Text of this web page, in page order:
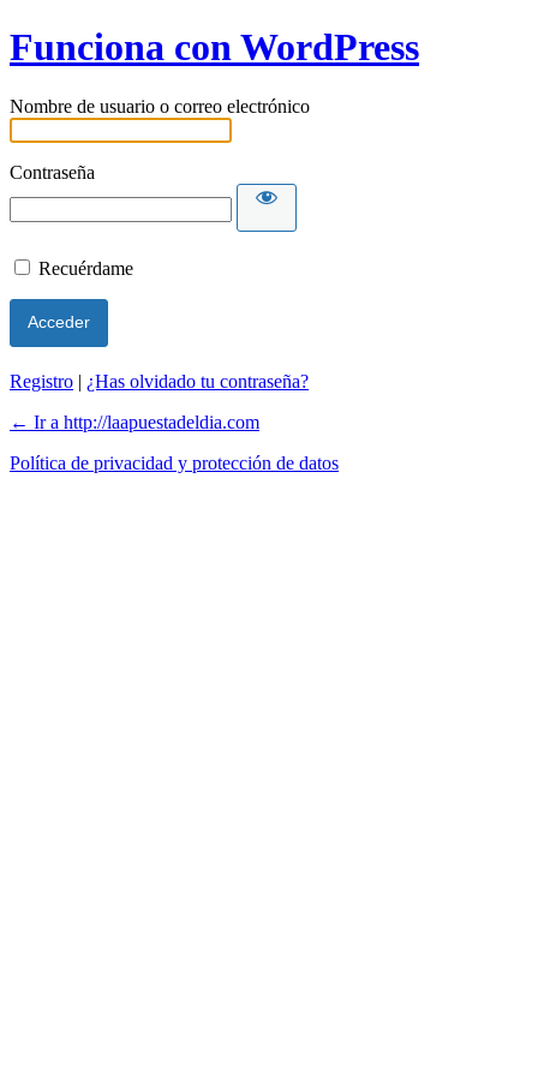
Funciona con WordPress
Nombre de usuario o correo electrónico
Contraseña
Recuérdame
Registro | ¿Has olvidado tu contraseña?
← Ir a http://laapuestadeldia.com
Política de privacidad y protección de datos